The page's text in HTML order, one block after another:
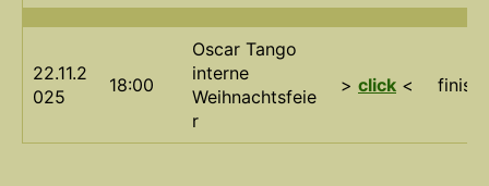
22.11.2
025
18:00
Oscar Tango
interne
Weihnachtsfeie
r
> click < finish